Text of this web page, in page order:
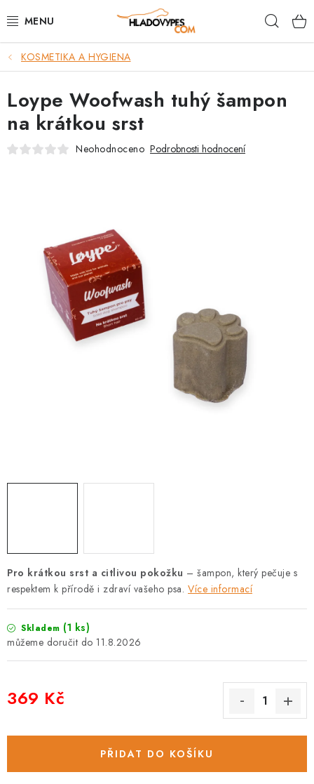
na
POTŘEBY PRO PSY
TAMI PŘEPRAVNÍ BOXY
SPORT SE PSEM
VĚRNOSTNÍ PROGRAM
ZNAČKY
PRODEJNA
Výměna, vrácení a reklamace
FAQ
KOSMETIKA A HYGIENA
Pro krátkou srst a citlivou pokožku – šampon, který pečuje s
respektem k přírodě i zdraví vašeho psa. Více informací
Skladem (1 ks)
11.8.2026
369 Kč
PŘIDAT DO KOŠÍKU
Loype Woofwash tuhý šampon
na krátkou srst
Neohodnoceno Podrobnosti hodnocení